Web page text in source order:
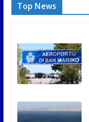
Top News